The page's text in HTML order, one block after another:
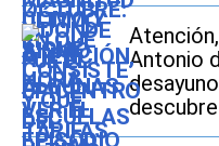
Antonio
este